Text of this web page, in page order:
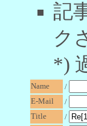
記
ク
*)
Name
/
E-Mail
/
Title
/